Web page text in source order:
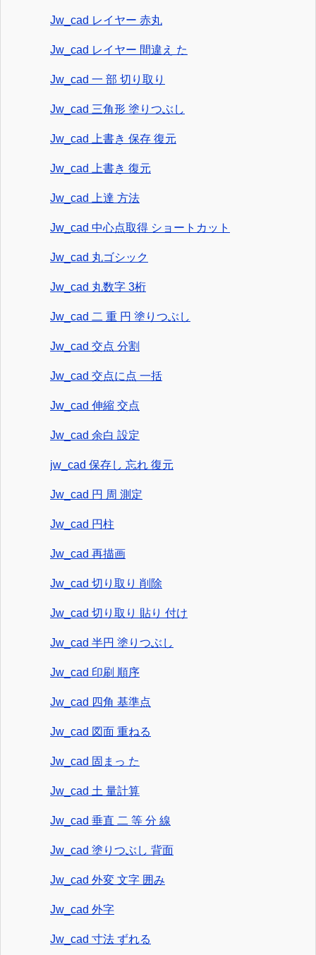
Jw_cad レイヤー 赤丸
Jw_cad レイヤー 間違え た
Jw_cad 一 部 切り取り
Jw_cad 三角形 塗りつぶし
Jw_cad 上書き 保存 復元
Jw_cad 上書き 復元
Jw_cad 上達 方法
Jw_cad 中心点取得 ショートカット
Jw_cad 丸ゴシック
Jw_cad 丸数字 3桁
Jw_cad 二 重 円 塗りつぶし
Jw_cad 交点 分割
Jw_cad 交点に点 一括
Jw_cad 伸縮 交点
Jw_cad 余白 設定
jw_cad 保存し 忘れ 復元
Jw_cad 円 周 測定
Jw_cad 円柱
Jw_cad 再描画
Jw_cad 切り取り 削除
Jw_cad 切り取り 貼り 付け
Jw_cad 半円 塗りつぶし
Jw_cad 印刷 順序
Jw_cad 四角 基準点
Jw_cad 図面 重ねる
Jw_cad 固まっ た
Jw_cad 土 量計算
Jw_cad 垂直 二 等 分 線
Jw_cad 塗りつぶし 背面
Jw_cad 外変 文字 囲み
Jw_cad 外字
Jw_cad 寸法 ずれる